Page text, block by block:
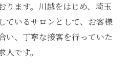
ります。川越をはじめ、埼玉
ているサロンとして、お客様
い、丁寧な接客を行っていた
です。